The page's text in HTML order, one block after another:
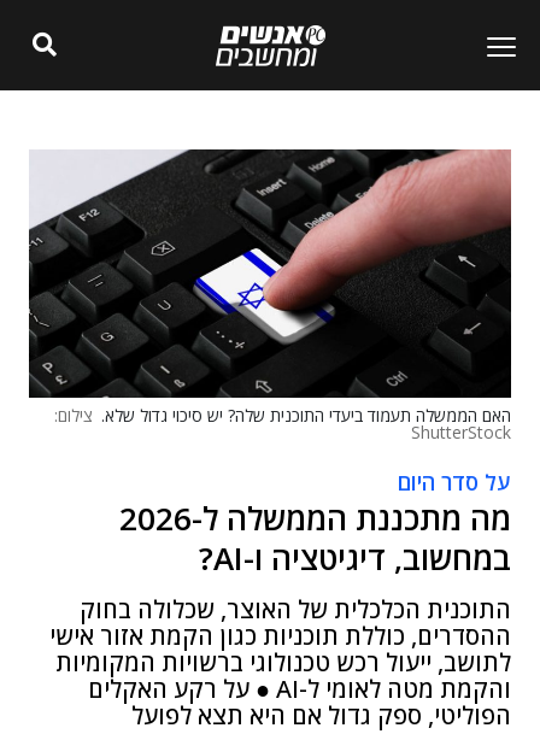
האם הממשלה תעמוד ביעדי התוכנית שלה? יש סיכוי גדול שלא. צילום:
ShutterStock
על סדר היום
מה מתכננת הממשלה ל-2026
במחשוב, דיגיטציה ו-AI?
התוכנית הכלכלית של האוצר, שכלולה בחוק
ההסדרים, כוללת תוכניות כגון הקמת אזור אישי
לתושב, ייעול רכש טכנולוגי ברשויות המקומיות
והקמת מטה לאומי ל-AI ● על רקע האקלים
הפוליטי, ספק גדול אם היא תצא לפועל